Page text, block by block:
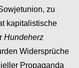
zu
kapitalistische
Hundeherz
Widersprüche
Propaganda